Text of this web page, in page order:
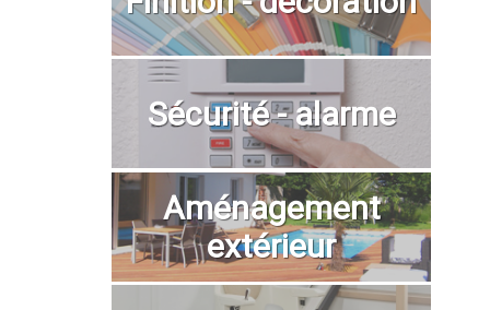
Sécurité - alarme
Aménagement
extérieur